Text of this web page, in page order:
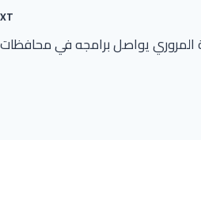
المروري يواصل برامجه في